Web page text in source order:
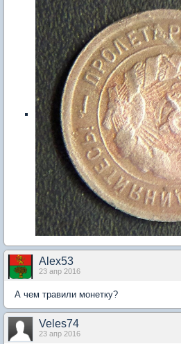
Alex53
23 апр 2016
А чем травили монетку?
Veles74
23 апр 2016